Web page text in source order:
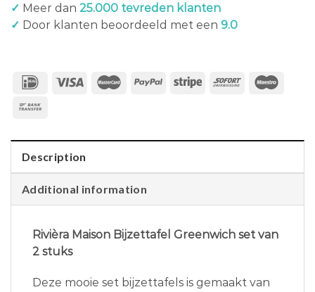
✓ Meer dan 25.000 tevreden klanten
✓ Door klanten beoordeeld met een 9.0
Description
Additional information
Rivièra Maison Bijzettafel Greenwich set van
2 stuks
Deze mooie set bijzettafels is gemaakt van